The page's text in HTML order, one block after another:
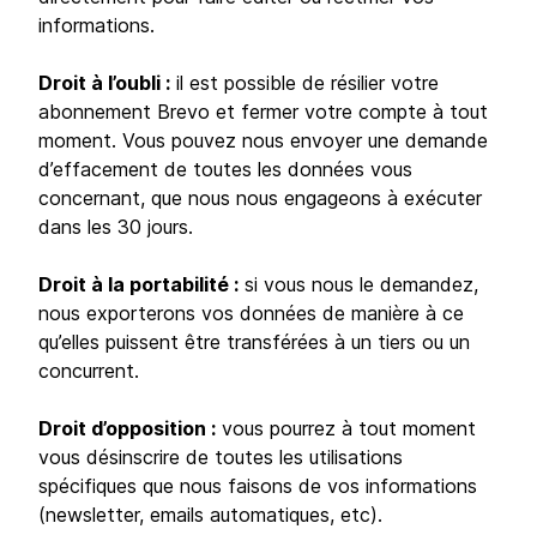
Droit à l’accès :
que vous faites des données personnelles que
confidentialité. Si vos clients demandent à
exercer leur droit à l’accès, vous pouvez
exporter leurs informations les concernants dans
un fichier csv (cf. droit à la portabilité).
informations.
Droit à l’oubli : il est possible de résilier votre
abonnement Brevo et fermer votre compte à tout
moment. Vous pouvez nous envoyer une demande
d’effacement de toutes les données vous
concernant, que nous nous engageons à exécuter
dans les 30 jours.
Droit à la portabilité : si vous nous le demandez,
nous exporterons vos données de manière à ce
qu’elles puissent être transférées à un tiers ou un
concurrent.
Droit d’opposition : vous pourrez à tout moment
vous désinscrire de toutes les utilisations
spécifiques que nous faisons de vos informations
(newsletter, emails automatiques, etc).